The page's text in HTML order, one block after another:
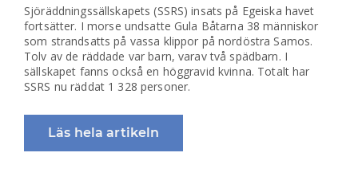
Sjöräddningssällskapets (SSRS) insats på Egeiska havet
fortsätter. I morse undsatte Gula Båtarna 38 människor
som strandsatts på vassa klippor på nordöstra Samos.
Tolv av de räddade var barn, varav två spädbarn. I
sällskapet fanns också en höggravid kvinna. Totalt har
SSRS nu räddat 1 328 personer.
Läs hela artikeln